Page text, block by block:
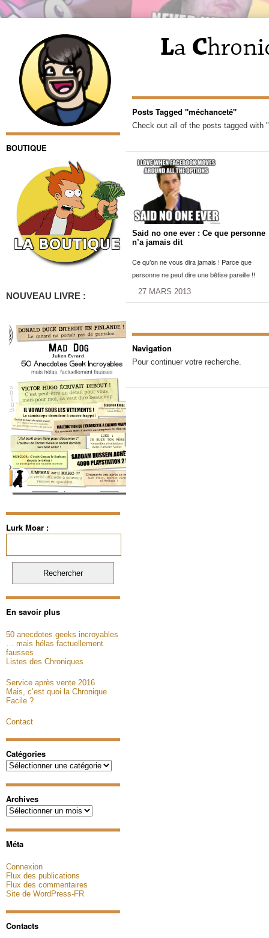
BOUTIQUE
NOUVEAU LIVRE :
Lurk Moar :
En savoir plus
50 anecdotes geeks incroyables
… mais hélas factuellement
fausses
Listes des Chroniques
Service après vente 2016
Mais, c’est quoi la Chronique
Facile ?
Contact
Catégories
Catégories
Archives
Archives
Méta
Connexion
Flux des publications
Flux des commentaires
Site de WordPress-FR
Contacts
Posts Tagged "méchanceté"
Check out all of the posts tagged with
Said no one ever : Ce que personne
n’a jamais dit
Ce qu’on ne vous dira jamais ! Parce que
personne ne peut dire une bêtise pareille !!
27 MARS 2013
Navigation
Pour continuer votre recherche.